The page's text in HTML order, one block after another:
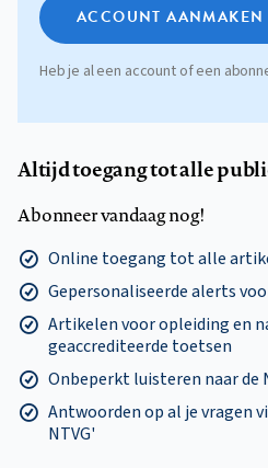
ACCOUNT AANMAKEN
Heb je al een account of een
Altijd toegang tot alle
Abonneer vandaag nog!
Online toegang tot alle
Gepersonaliseerde alerts
Artikelen voor opleiding en
geaccrediteerde toetsen
Onbeperkt luisteren naar de
Antwoorden op al je vragen
NTVG'